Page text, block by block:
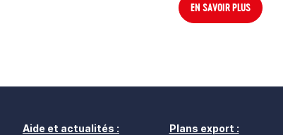
EN SAVOIR PLUS
Aide et actualités :
Plans export :